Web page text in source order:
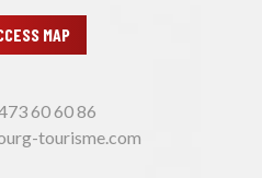
MAP
60 60 86
tourisme.com